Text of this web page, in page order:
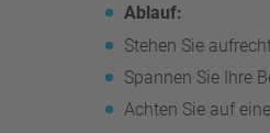
Ablauf:
Stehen Sie
Spannen Sie Ihre
Achten Sie auf